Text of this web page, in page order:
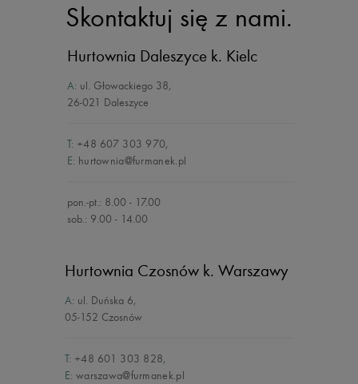
Skontaktuj się z nami.
Hurtownia Daleszyce k. Kielc
A: ul. Głowackiego 38,
26-021 Daleszyce
T: +48 607 303 970,
E: hurtownia@furmanek.pl
pon.-pt.: 8.00 - 17.00
sob.: 9.00 - 14.00
Hurtownia Czosnów k. Warszawy
A: ul. Duńska 6,
05-152 Czosnów
T: +48 601 303 828,
E: warszawa@furmanek.pl